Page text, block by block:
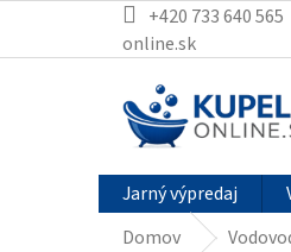
obsah
+420 733 640 565
online.sk
Jarný výpredaj
Domov